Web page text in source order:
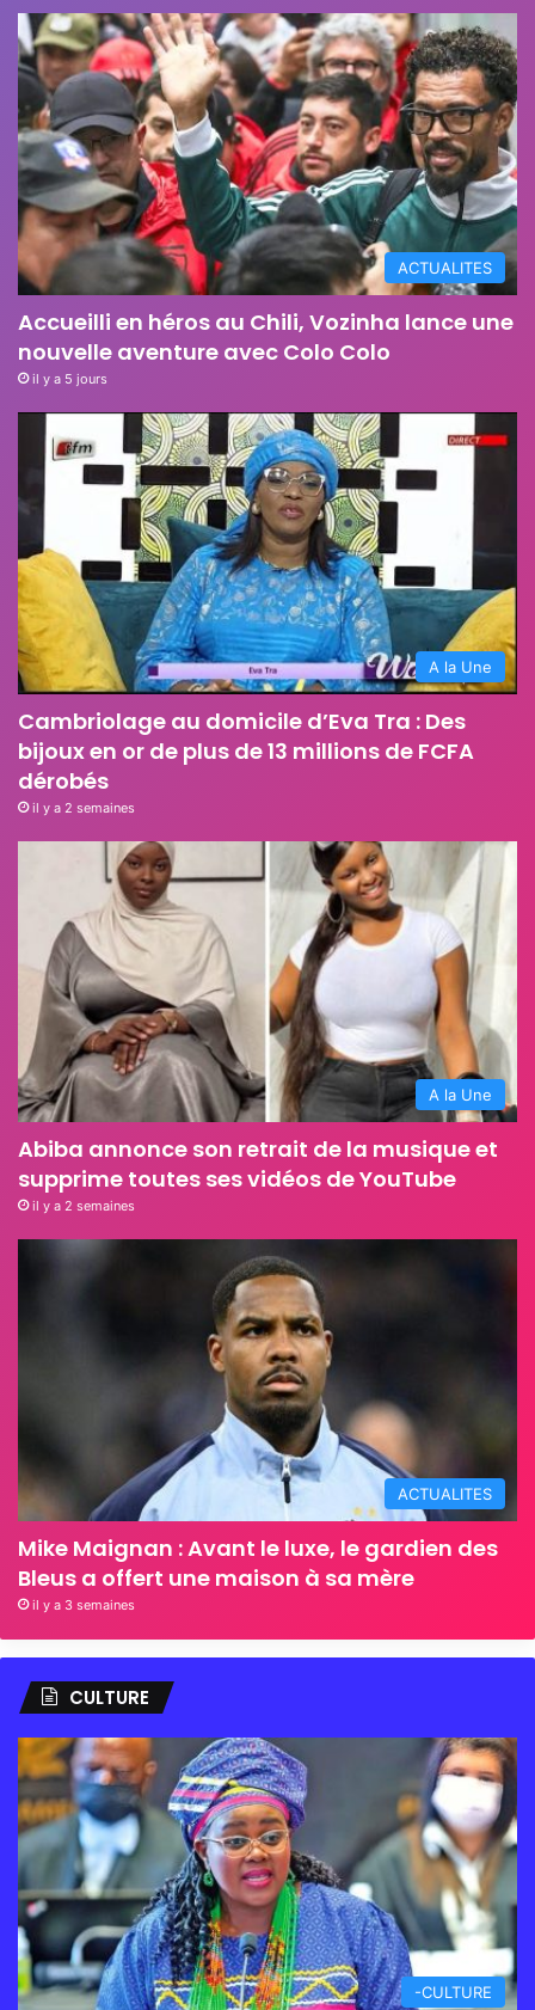
ACTUALITES
Accueilli en héros au Chili, Vozinha lance une
nouvelle aventure avec Colo Colo
il y a 5 jours
A la Une
Cambriolage au domicile d’Eva Tra : Des
bijoux en or de plus de 13 millions de FCFA
dérobés
il y a 2 semaines
A la Une
Abiba annonce son retrait de la musique et
supprime toutes ses vidéos de YouTube
il y a 2 semaines
ACTUALITES
Mike Maignan : Avant le luxe, le gardien des
Bleus a offert une maison à sa mère
il y a 3 semaines
CULTURE
-CULTURE